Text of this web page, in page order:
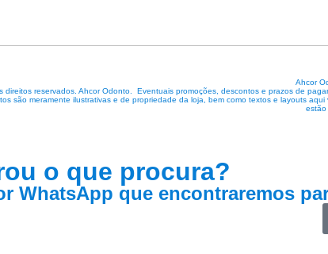
Ahcor
direitos reservados. Ahcor Odonto. Eventuais promoções, descontos e prazos de
são meramente ilustrativas e de propriedade da loja, bem como textos e layouts
estão
o que procura?
WhatsApp que encontraremos